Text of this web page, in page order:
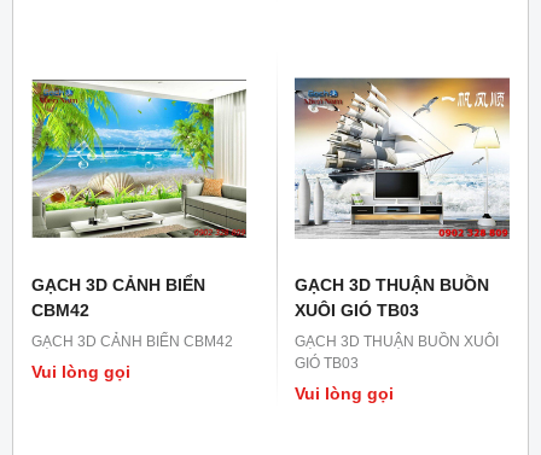
GẠCH 3D CẢNH BIỂN
CBM42
GẠCH 3D CẢNH BIỂN CBM42
Vui lòng gọi
GẠCH 3D THUẬN BUỒN
XUÔI GIÓ TB03
GẠCH 3D THUẬN BUỒN XUÔI
GIÓ TB03
Vui lòng gọi